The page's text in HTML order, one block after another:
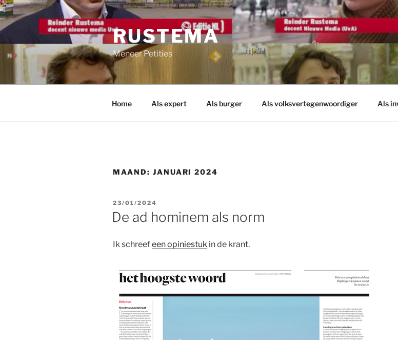
Ga
naar
de
inhoud
RUSTEMA
Meneer Petities
Home Als expert Als burger Als volksvertegenwoordiger Als
MAAND: JANUARI 2024
GEPLAATST
OP
23/01/2024
De ad hominem als norm
Ik schreefeen opiniestuk in de krant.